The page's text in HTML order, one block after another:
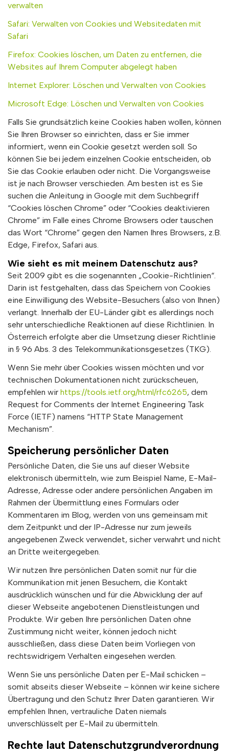
verwalten
Safari: Verwalten von Cookies und Websitedaten mit
Safari
Firefox: Cookies löschen, um Daten zu entfernen, die
Websites auf Ihrem Computer abgelegt haben
Internet Explorer: Löschen und Verwalten von Cookies
Microsoft Edge: Löschen und Verwalten von Cookies
Falls Sie grundsätzlich keine Cookies haben wollen, können
Sie Ihren Browser so einrichten, dass er Sie immer
informiert, wenn ein Cookie gesetzt werden soll. So
können Sie bei jedem einzelnen Cookie entscheiden, ob
Sie das Cookie erlauben oder nicht. Die Vorgangsweise
ist je nach Browser verschieden. Am besten ist es Sie
suchen die Anleitung in Google mit dem Suchbegriff
“Cookies löschen Chrome” oder “Cookies deaktivieren
Chrome” im Falle eines Chrome Browsers oder tauschen
das Wort “Chrome” gegen den Namen Ihres Browsers, z.B.
Edge, Firefox, Safari aus.
Wie sieht es mit meinem Datenschutz aus?
Seit 2009 gibt es die sogenannten „Cookie-Richtlinien“.
Darin ist festgehalten, dass das Speichern von Cookies
eine Einwilligung des Website-Besuchers (also von Ihnen)
verlangt. Innerhalb der EU-Länder gibt es allerdings noch
sehr unterschiedliche Reaktionen auf diese Richtlinien. In
Österreich erfolgte aber die Umsetzung dieser Richtlinie
in § 96 Abs. 3 des Telekommunikationsgesetzes (TKG).
Wenn Sie mehr über Cookies wissen möchten und vor
technischen Dokumentationen nicht zurückscheuen,
empfehlen wir https://tools.ietf.org/html/rfc6265, dem
Request for Comments der Internet Engineering Task
Force (IETF) namens “HTTP State Management
Mechanism”.
Speicherung persönlicher Daten
Persönliche Daten, die Sie uns auf dieser Website
elektronisch übermitteln, wie zum Beispiel Name, E-Mail-
Adresse, Adresse oder andere persönlichen Angaben im
Rahmen der Übermittlung eines Formulars oder
Kommentaren im Blog, werden von uns gemeinsam mit
dem Zeitpunkt und der IP-Adresse nur zum jeweils
angegebenen Zweck verwendet, sicher verwahrt und nicht
an Dritte weitergegeben.
Wir nutzen Ihre persönlichen Daten somit nur für die
Kommunikation mit jenen Besuchern, die Kontakt
ausdrücklich wünschen und für die Abwicklung der auf
dieser Webseite angebotenen Dienstleistungen und
Produkte. Wir geben Ihre persönlichen Daten ohne
Zustimmung nicht weiter, können jedoch nicht
ausschließen, dass diese Daten beim Vorliegen von
rechtswidrigem Verhalten eingesehen werden.
Wenn Sie uns persönliche Daten per E-Mail schicken –
somit abseits dieser Webseite – können wir keine sichere
Übertragung und den Schutz Ihrer Daten garantieren. Wir
empfehlen Ihnen, vertrauliche Daten niemals
unverschlüsselt per E-Mail zu übermitteln.
Rechte laut Datenschutzgrundverordnung